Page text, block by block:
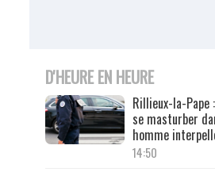
D'HEURE EN HEURE
Rillieux-la-
se masturber
homme
14:50